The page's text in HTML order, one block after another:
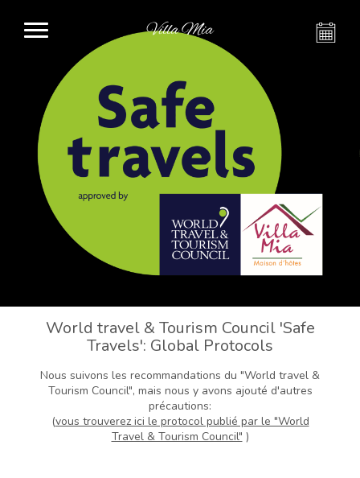
Villa Mia
World travel & Tourism Council 'Safe
Travels': Global Protocols
Nous suivons les recommandations du "World travel &
Tourism Council", mais nous y avons ajouté d'autres
précautions:
(vous trouverez ici le protocol publié par le "World
Travel & Tourism Council" )